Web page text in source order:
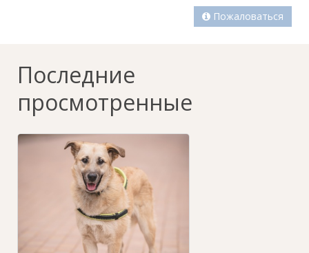
Пожаловаться
Последние
просмотренные